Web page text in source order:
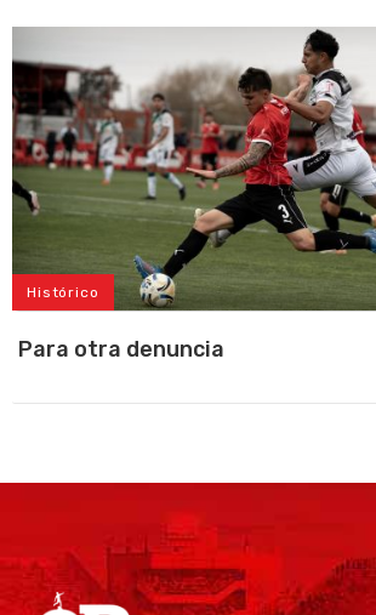
Histórico
Para otra denuncia